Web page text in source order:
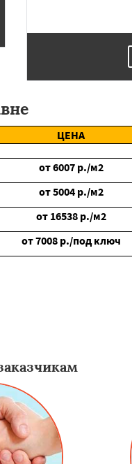
ЦЕНА
от6007 р./м2
от5004 р./м2
от 16538 р./м2
от7008 р./под ключ